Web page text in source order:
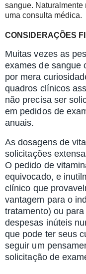
sangue. Naturalmente
uma consulta médica.
CONSIDERAÇÕES
Muitas vezes as
exames de sangue
por mera
quadros clínicos
não precisa ser
em pedidos de
anuais.
As dosagens de
solicitações
O pedido de
equivocado, e
clínico que
vantagem para o
tratamento) ou
despesas inúteis
que pode ter seus
seguir um
solicitação de